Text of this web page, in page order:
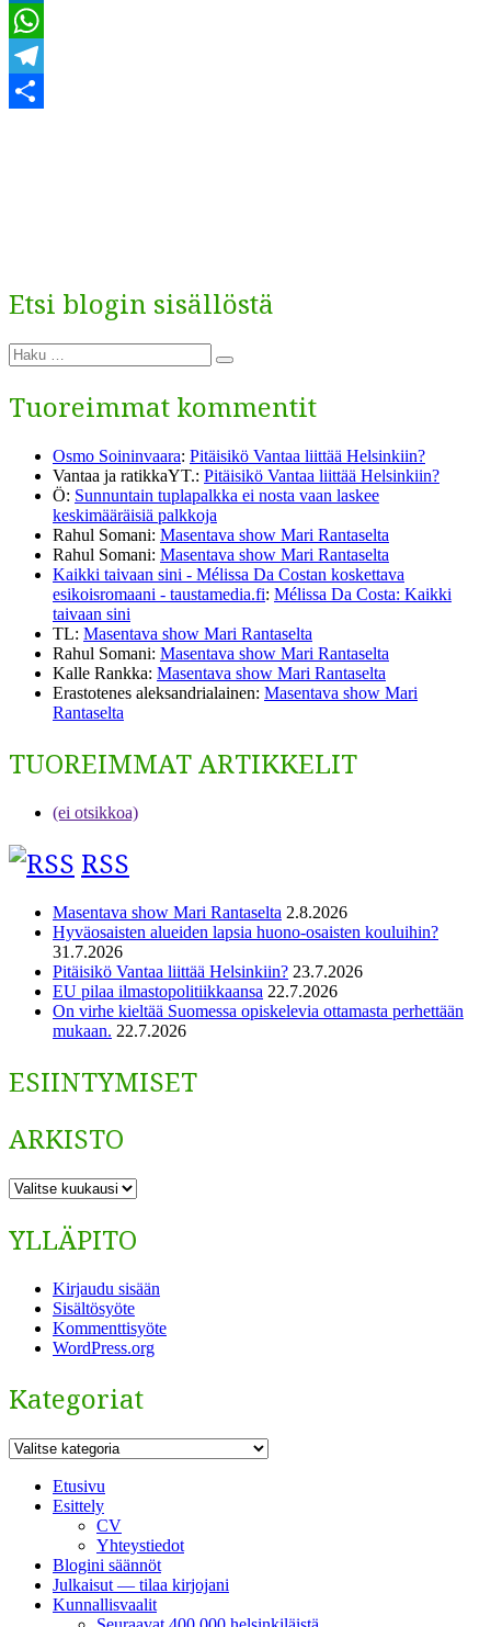
LinkedIn
WhatsApp
Telegram
Etsi blogin sisällöstä
Etsi:
Haku
Tuoreimmat kommentit
Osmo Soininvaara: Pitäisikö Vantaa liittää Helsinkiin?
Vantaa ja ratikkaYT.: Pitäisikö Vantaa liittää Helsinkiin?
Ö: Sunnuntain tuplapalkka ei nosta vaan laskee
keskimääräisiä palkkoja
Rahul Somani: Masentava show Mari Rantaselta
Rahul Somani: Masentava show Mari Rantaselta
Kaikki taivaan sini - Mélissa Da Costan koskettava
esikoisromaani - taustamedia.fi: Mélissa Da Costa: Kaikki
taivaan sini
TL: Masentava show Mari Rantaselta
Rahul Somani: Masentava show Mari Rantaselta
Kalle Rankka: Masentava show Mari Rantaselta
Erastotenes aleksandrialainen: Masentava show Mari
Rantaselta
TUOREIMMAT ARTIKKELIT
(ei otsikkoa)
RSS
Masentava show Mari Rantaselta 2.8.2026
Hyväosaisten alueiden lapsia huono-osaisten kouluihin?
31.7.2026
Pitäisikö Vantaa liittää Helsinkiin? 23.7.2026
EU pilaa ilmastopolitiikkaansa 22.7.2026
On virhe kieltää Suomessa opiskelevia ottamasta perhettään
mukaan. 22.7.2026
ESIINTYMISET
ARKISTO
ARKISTO
YLLÄPITO
Kirjaudu sisään
Sisältösyöte
Kommenttisyöte
WordPress.org
Kategoriat
Kategoriat
Etusivu
Esittely
CV
Yhteystiedot
Blogini säännöt
Julkaisut — tilaa kirjojani
Kunnallisvaalit